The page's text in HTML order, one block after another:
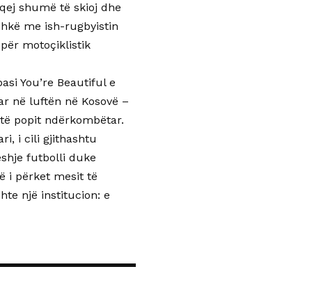
shumë të skioj dhe
me ish-rugbyistin
motoçiklistik
You’re Beautiful e
në luftën në Kosovë –
popit ndërkombëtar.
i cili gjithashtu
futbolli duke
i përket mesit të
një institucion: e